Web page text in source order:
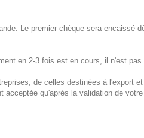
Le premier chèque sera encaissé
en 2-3 fois est en cours, il n'est
de celles destinées à l'export
acceptée qu'après la validation de